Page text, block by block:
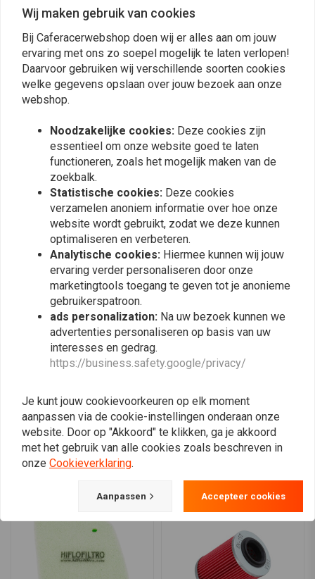
Plaats ook een review
Vergelijkbare producten
Oliefilter Honda CB1000
Cb1100 Cb500 Four CB750
en meer
€7,93
Oliefilter Set OX37D 2-
delig voor de BMW R2V
View more
Wij maken gebruik van cookies
Bij Caferacerwebshop doen wij er alles aan om jouw
ervaring met ons zo soepel mogelijk te laten verlopen!
Daarvoor gebruiken wij verschillende soorten cookies
welke gegevens opslaan over jouw bezoek aan onze
webshop.
Noodzakelijke cookies: Deze cookies zijn
essentieel om onze website goed te laten
functioneren, zoals het mogelijk maken van de
zoekbalk.
Statistische cookies: Deze cookies
verzamelen anoniem informatie over hoe onze
website wordt gebruikt, zodat we deze kunnen
optimaliseren en verbeteren.
Analytische cookies: Hiermee kunnen wij jouw
ervaring verder personaliseren door onze
marketingtools toegang te geven tot je anonieme
gebruikerspatroon.
ads personalization: Na uw bezoek kunnen we
advertenties personaliseren op basis van uw
interesses en gedrag.
https://business.safety.google/privacy/
Je kunt jouw cookievoorkeuren op elk moment
aanpassen via de cookie-instellingen onderaan onze
website. Door op "Akkoord" te klikken, ga je akkoord
met het gebruik van alle cookies zoals beschreven in
onze Cookieverklaring.
Aanpassen Accepteer cookies